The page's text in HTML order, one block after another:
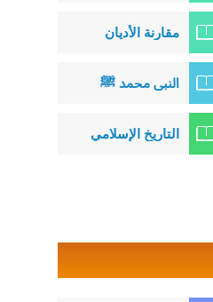
مقارنة الأديان
النبي محمد ﷺ
التاريخ الإسلامي